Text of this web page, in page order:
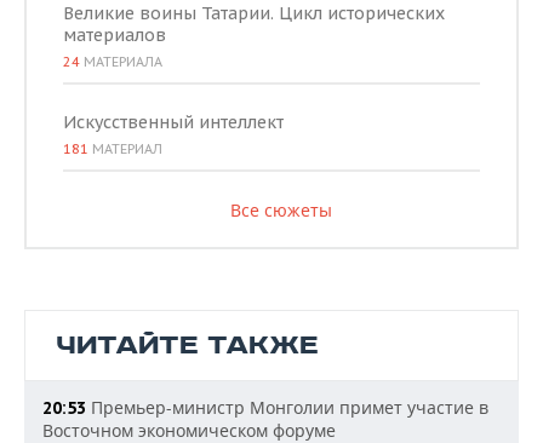
Великие воины Татарии. Цикл исторических
материалов
24 МАТЕРИАЛА
Искусственный интеллект
181 МАТЕРИАЛ
Все сюжеты
ЧИТАЙТЕ ТАКЖЕ
20:53 Премьер-министр Монголии примет участие в
Восточном экономическом форуме